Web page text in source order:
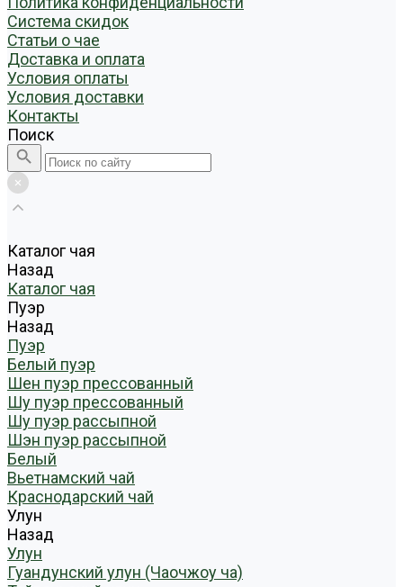
Система скидок
Статьи о чае
Доставка и оплата
Условия оплаты
Условия доставки
Контакты
Поиск
Каталог чая
Назад
Каталог чая
Пуэр
Назад
Пуэр
Белый пуэр
Шен пуэр прессованный
Шу пуэр прессованный
Шу пуэр рассыпной
Шэн пуэр рассыпной
Белый
Вьетнамский чай
Краснодарский чай
Улун
Назад
Улун
Гуандунский улун (Чаочжоу ча)